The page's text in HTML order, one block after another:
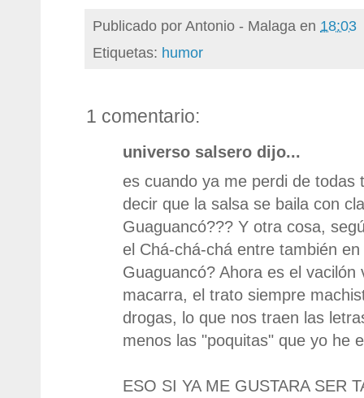
Publicado porAntonio - Malaga en 18:03
Etiquetas: humor
1 comentario:
universo salsero dijo...
es cuando ya me perdi de todas
decir que la salsa se baila con
Guaguancó??? Y otra cosa,
el Chá-chá-chá entre también
Guaguancó? Ahora es el vacilón
macarra, el trato siempre
drogas, lo que nos traen las
menos las "poquitas" que yo he
ESO SI YA ME GUSTARA SER